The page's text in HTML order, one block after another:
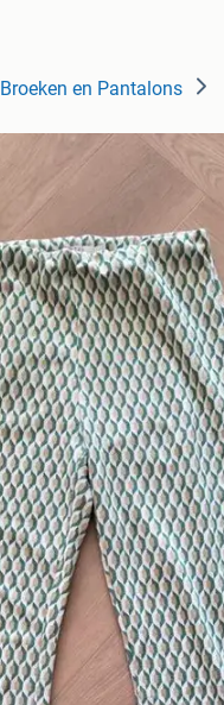
Broeken en Pantalons